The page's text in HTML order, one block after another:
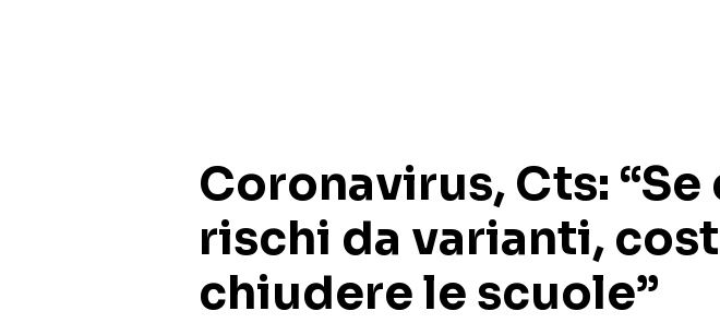
Coronavirus, Cts: “Se
rischi da varianti,
chiudere le scuole”